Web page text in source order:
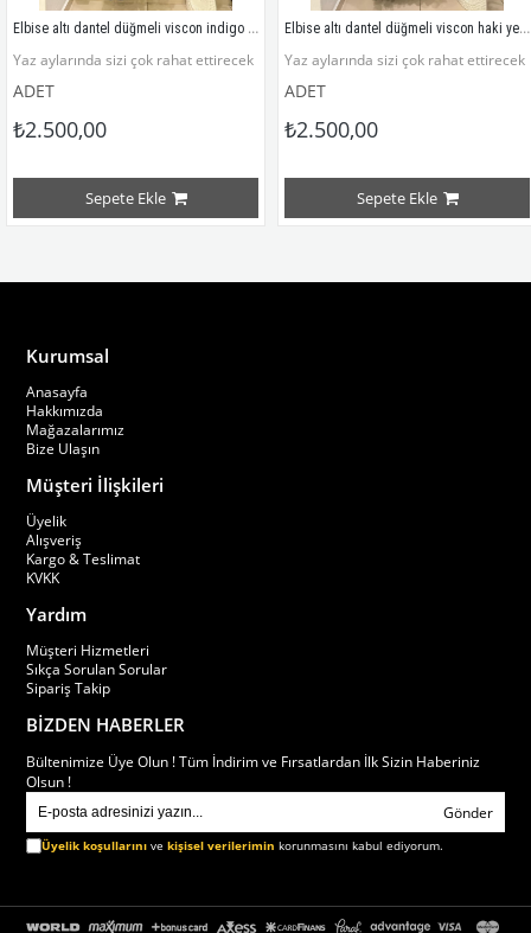
elbise modelimiz
Elbise altı dantel düğmeli viscon indigo mavisi
Yaz aylarında sizi çok rahat ettirecek bir elbise modelimiz
Viscon pamuklu kumaştır
ADET
₺2.500,00
Sepete Ekle
Elbise altı dantel düğmeli viscon haki yeşili
Yaz aylarında sizi çok rahat
Viscon pamuklu kumaştır
ADET
₺2.500,00
Sepete Ekle
Kurumsal
Anasayfa
Hakkımızda
Mağazalarımız
Bize Ulaşın
Müşteri İlişkileri
Üyelik
Alışveriş
Kargo & Teslimat
KVKK
Yardım
Müşteri Hizmetleri
Sıkça Sorulan Sorular
Sipariş Takip
BİZDEN HABERLER
Bültenimize Üye Olun ! Tüm İndirim ve Fırsatlardan İlk Sizin Haberiniz
Olsun !
Gönder
Üyelik koşullarını vekişisel verilerimin korunmasını kabul ediyorum.